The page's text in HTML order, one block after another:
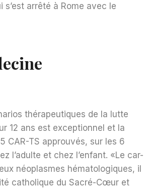
s’est arrêté à Rome avec le
thérapeutiques de la lutte
12 ans est exceptionnel et la
CAR-TS approuvés, sur les 6
l’adulte et chez l’enfant. «Le car-
néoplasmes hématologiques, il
catholique du Sacré-Cœur et